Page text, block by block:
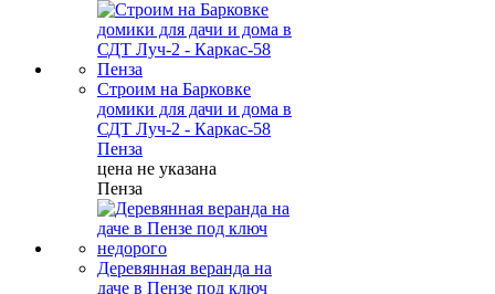
Строим на Барковке
домики для дачи и дома в
СДТ Луч-2 - Каркас-58
Пенза
цена не указана
Пенза
Деревянная веранда на
даче в Пензе под ключ